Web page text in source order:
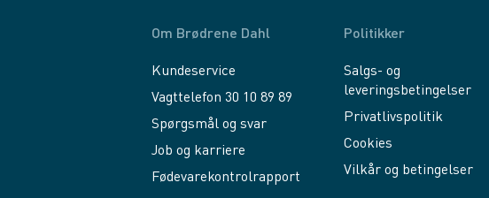
Om Brødrene Dahl
Kundeservice
Vagttelefon 30 10 89 89
Spørgsmål og svar
Job og karriere
Fødevarekontrolrapport
Politikker
Salgs- og
leveringsbetingelser
Privatlivspolitik
Cookies
Vilkår og betingelser